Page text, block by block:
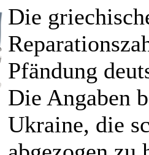
Die
Pfändung
Die Angaben
Ukraine, die